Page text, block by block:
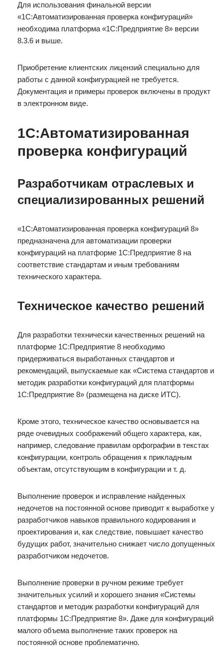
Для использования финальной версии
«1С:Автоматизированная проверка конфигураций»
необходима платформа «1С:Предприятие 8» версии
8.3.6 и выше.
Приобретение клиентских лицензий специально для
работы с данной конфигурацией не требуется.
Документация и примеры проверок включены в продукт
в электронном виде.
1С:Автоматизированная
проверка конфигураций
Разработчикам отраслевых и
специализированных решений
«1С:Автоматизированная проверка конфигураций 8»
предназначена для автоматизации проверки
конфигураций на платформе 1С:Предприятие 8 на
соответствие стандартам и иным требованиям
технического характера.
Техническое качество решений
Для разработки технически качественных решений на
платформе 1С:Предприятие 8 необходимо
придерживаться выработанных стандартов и
рекомендаций, выпускаемые как «Система стандартов и
методик разработки конфигураций для платформы
1С:Предприятие 8» (размещена на диске ИТС).
Кроме этого, техническое качество основывается на
ряде очевидных соображений общего характера, как,
например, следование правилам орфографии в текстах
конфигурации, контроль обращения к прикладным
объектам, отсутствующим в конфигурации и т. д.
Выполнение проверок и исправление найденных
недочетов на постоянной основе приводит к выработке у
разработчиков навыков правильного кодирования и
проектирования и, как следствие, повышает качество
будущих работ, значительно снижает число допущенных
разработчиком недочетов.
Выполнение проверки в ручном режиме требует
значительных усилий и хорошего знания «Системы
стандартов и методик разработки конфигураций для
платформы 1С:Предприятие 8». Даже для конфигураций
малого объема выполнение таких проверок на
постоянной основе проблематично.